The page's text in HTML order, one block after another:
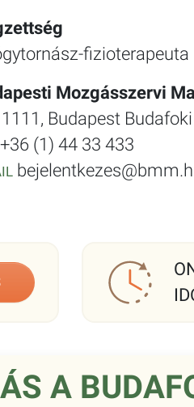
fizioterapeuta
Mozgásszervi
1111, Budapest
(1) 44 33 433
A